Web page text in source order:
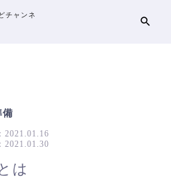
チャンネ
備
2021.01.16
2021.01.30
は